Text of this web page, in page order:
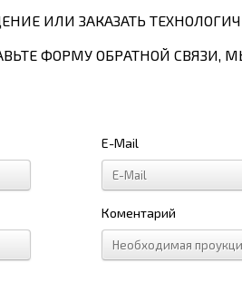
ИЛИ ЗАКАЗАТЬ
ФОРМУ ОБРАТНОЙ СВЯЗИ,
E-Mail
Коментарий